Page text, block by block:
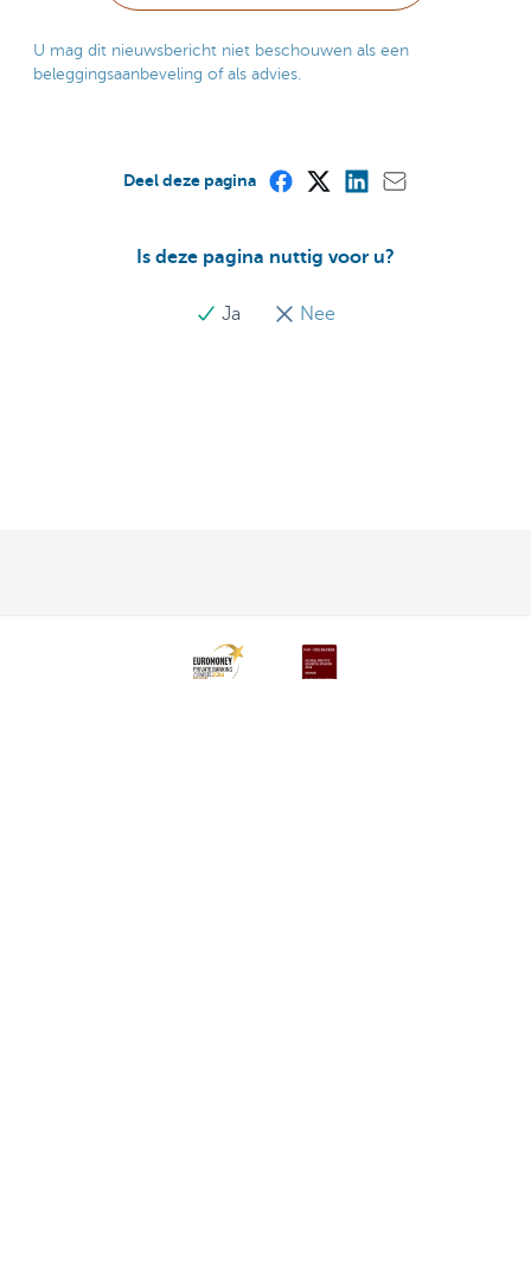
U mag dit nieuwsbericht niet beschouwen als een
beleggingsaanbeveling of als advies.
Is deze pagina nuttig voor u?
Ja Nee
Deel deze pagina